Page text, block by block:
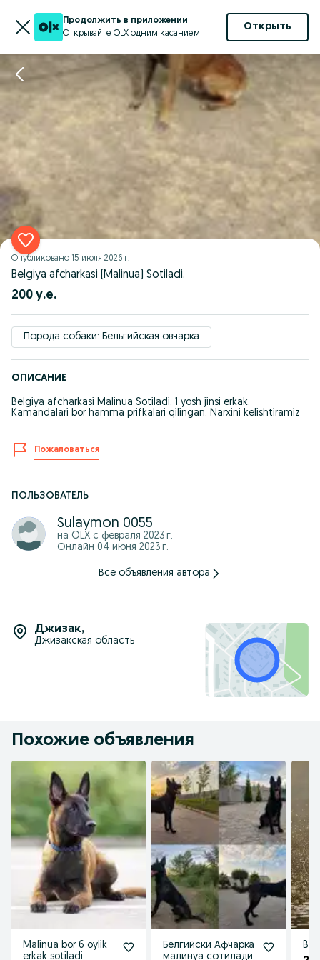
Продолжить в приложении
Открывайте OLX одним касанием
Открыть
Опубликовано 15 июля 2026 г.
Belgiya afcharkasi (Malinua) Sotiladi.
200 у.е.
Порода собаки: Бельгийская овчарка
ОПИСАНИЕ
Belgiya afcharkasi Malinua Sotiladi. 1 yosh jinsi erkak.
Kamandalari bor hamma prifkalari qilingan. Narxini kelishtiramiz
Пожаловаться
ПОЛЬЗОВАТЕЛЬ
Sulaymon 0055
на OLX с февраля 2023 г.
Онлайн 04 июня 2023 г.
Все объявления автора
Джизак,
Джизакская область
Похожие объявления
Malinua bor 6 oylik
erkak sotiladi
Белгийски Афчарка
малинуа сотилади